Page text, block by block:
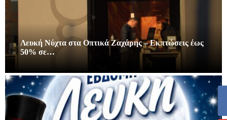
Λευκή Νύχτα στα Οπτικά Ζαχάρης – Εκπτώσεις έως
50% σε…